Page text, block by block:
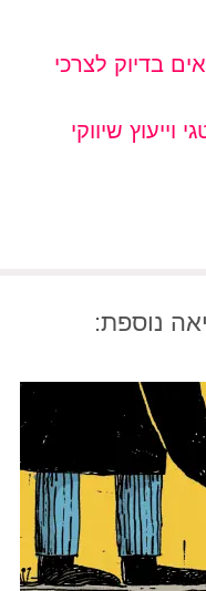
בדיוק לצרכי
וייעוץ שיווקי
נוספת: